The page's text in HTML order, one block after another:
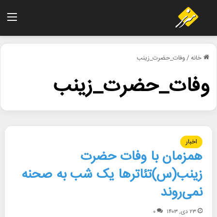
خانه/وفات_حضرت_زینب
وفات_حضرت_زینب
اخبار
همزمان با وفات حضرت
زینب(س)تئاترها یک شب به صحنه
نمی‌روند
۲۳ دی, ۱۴۰۳ ۰